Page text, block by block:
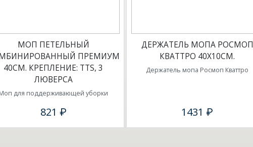
МОП ПЕТЕЛЬНЫЙ
ПРЕМИУМ
40СМ. КРЕПЛЕНИЕ: ТТS, 3
ЛЮВЕРСА
для поддерживающей уборки
821 ₽
ДЕРЖАТЕЛЬ МОПА РОСМОП
КВАТТРО 40Х10СМ.
Держатель мопа Росмоп Кваттро
1431 ₽